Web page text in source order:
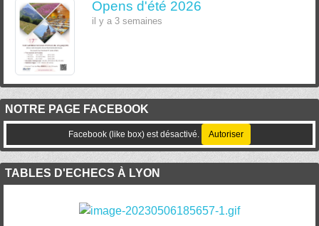
Opens d'été 2026
il y a 3 semaines
NOTRE PAGE FACEBOOK
Facebook (like box) est désactivé. Autoriser
TABLES D'ECHECS À LYON